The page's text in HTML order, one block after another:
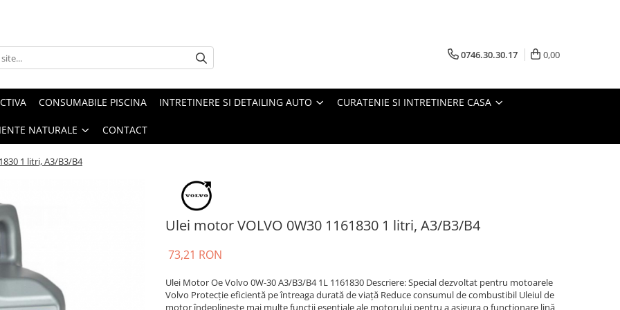
0746.30.30.17 0,00
CONSUMABILE PISCINA INTRETINERE SI DETAILING AUTO CURATENIE SI INTRETINERE CASA
NATURALE CONTACT
1 litri, A3/B3/B4
Ulei motor VOLVO 0W30 1161830 1 litri, A3/B3/B4
73,21 RON
Ulei Motor Oe Volvo 0W-30 A3/B3/B4 1L 1161830 Descriere: Special dezvoltat pentru motoarele
Volvo Protecție eficientă pe întreaga durată de viață Reduce consumul de combustibil Uleiul de
motor îndeplinește mai multe funcții esențiale ale motorului pentru a asigura o funcționare lină